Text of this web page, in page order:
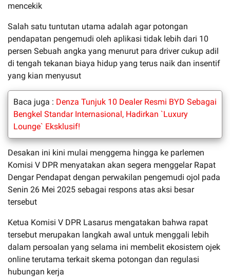
mencekik
Salah satu tuntutan utama adalah agar potongan
pendapatan pengemudi oleh aplikasi tidak lebih dari 10
persen Sebuah angka yang menurut para driver cukup adil
di tengah tekanan biaya hidup yang terus naik dan insentif
yang kian menyusut
Baca juga : Denza Tunjuk 10 Dealer Resmi BYD Sebagai
Bengkel Standar Internasional, Hadirkan `Luxury
Lounge` Eksklusif!
Desakan ini kini mulai menggema hingga ke parlemen
Komisi V DPR menyatakan akan segera menggelar Rapat
Dengar Pendapat dengan perwakilan pengemudi ojol pada
Senin 26 Mei 2025 sebagai respons atas aksi besar
tersebut
Ketua Komisi V DPR Lasarus mengatakan bahwa rapat
tersebut merupakan langkah awal untuk menggali lebih
dalam persoalan yang selama ini membelit ekosistem ojek
online terutama terkait skema potongan dan regulasi
hubungan kerja